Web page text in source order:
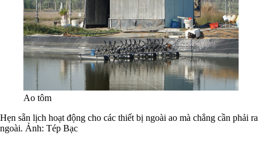
Ao tôm
Hẹn sẵn lịch hoạt động cho các thiết bị ngoài ao mà chẳng cần phải ra
ngoài. Ảnh: Tép Bạc